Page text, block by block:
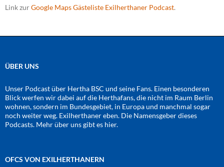
Link zurGoogle Maps Gästeliste Exilherthaner Podcast.
ÜBER UNS
Unser Podcast über Hertha BSC und seine Fans. Einen besonderen
Blick werfen wir dabei auf die Herthafans, die nicht im Raum Berlin
wohnen, sondern im Bundesgebiet, in Europa und manchmal sogar
noch weiter weg. Exilherthaner eben. Die Namensgeber dieses
Podcasts. Mehr über uns gibt es hier.
OFCS VON EXILHERTHANERN